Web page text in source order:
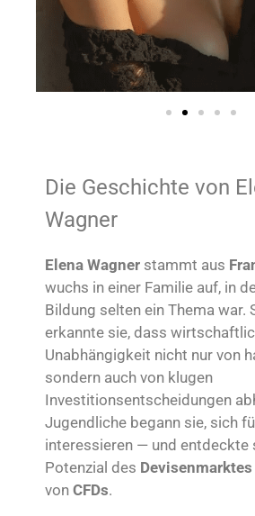
Die Geschichte von
Wagner
Elena Wagner stammt aus
wuchs in einer Familie auf, in
Bildung selten ein Thema war.
erkannte sie, dass
Unabhängigkeit nicht nur von
sondern auch von klugen
Investitionsentscheidungen
Jugendliche begann sie, sich
interessieren — und entdeckte
Potenzial des Devisenmarktes
von CFDs.